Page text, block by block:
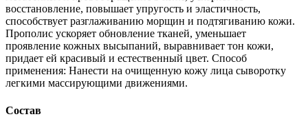
восстановление, повышает упругость и эластичность,
способствует разглаживанию морщин и подтягиванию кожи.
Прополис ускоряет обновление тканей, уменьшает
проявление кожных высыпаний, выравнивает тон кожи,
придает ей красивый и естественный цвет. Способ
применения: Нанести на очищенную кожу лица сыворотку
легкими массирующими движениями.
Состав